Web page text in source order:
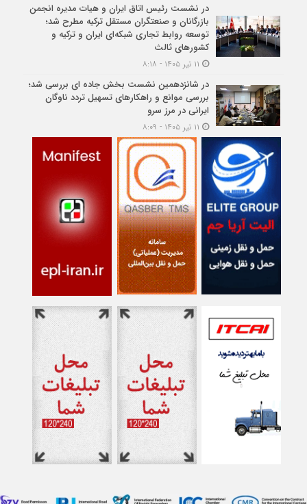
در نشست رئیس اتاق ایران و هیات مدیره انجمن
بازرگانان و صنعتگران مستقل ترکیه مطرح شد؛
توسعه روابط تجاری شبکه‌ای ایران و ترکیه و
کشورهای ثالث
در شانزدهمین نشست بخش جاده ای بررسی شد؛
بررسی موانع و راهکارهای تسهیل تردد ناوگان
ایرانی در مرز سرو